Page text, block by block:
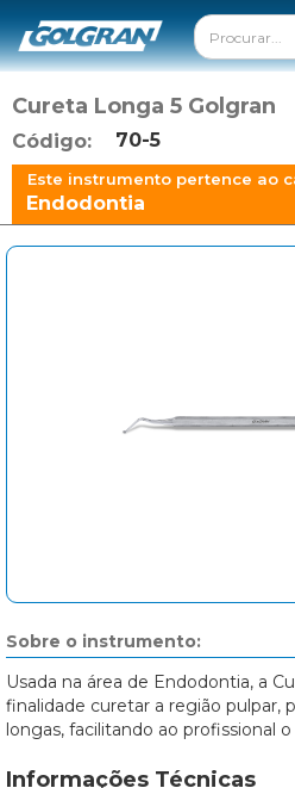
Cureta Longa 5 Golgran
Código: 70-5
Este instrumento pertence ao
Endodontia
Sobre o instrumento:
Usada na área de Endodontia, a
finalidade curetar a região pulpar,
longas, facilitando ao profissional
Informações Técnicas